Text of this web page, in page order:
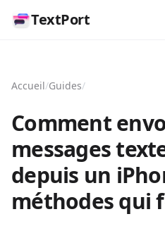
TextPort
Accueil/Guides/
Comment
messages
depuis un
méthodes qui